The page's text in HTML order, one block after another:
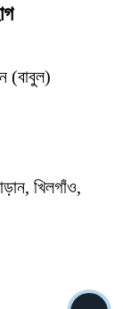
(বাবুল)
খিলগাঁও,